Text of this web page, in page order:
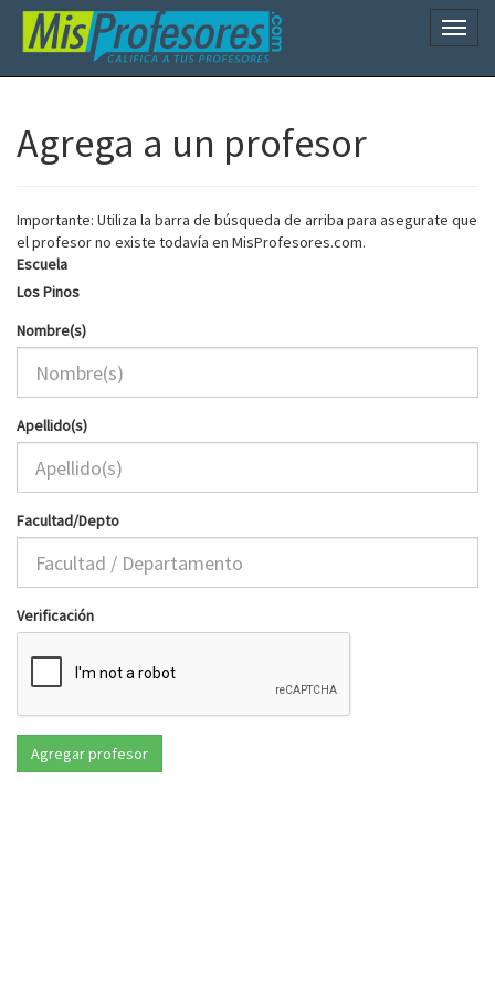
Agrega a un profesor
Importante: Utiliza la barra de búsqueda de arriba para asegurate que
el profesor no existe todavía en MisProfesores.com.
Escuela
Los Pinos
Nombre(s)
Apellido(s)
Facultad/Depto
Verificación